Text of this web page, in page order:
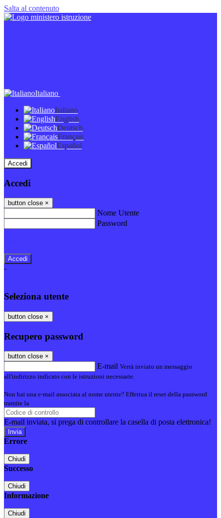
Salta al contenuto
Italiano
Italiano
English
Deutsch
Français
Español
Accedi
Accedi
button close ×
Nome Utente
Password
-
Seleziona utente
button close ×
Recupero password
button close ×
E-mail Verrà inviato un messaggio
all'indirizzo indicato con le istruzioni necessarie.
Non hai una e-mail associata al nome utente? Effettua il reset della password
tramite la
E-mail inviata, si prega di controllare la casella di posta elettronica!
Errore
Chiudi
Successo
Chiudi
Informazione
Chiudi